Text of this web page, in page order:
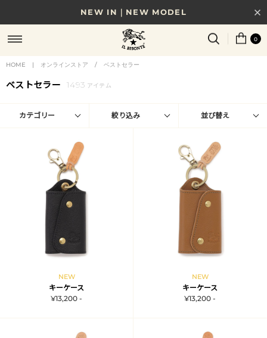
NEW IN｜NEW MODEL
8/17(月)10時まで｜税込11,000円以上で送料無料
贈る相手やシーンから選べる、新しいギフトガイド
NEW IN｜COLOR LEATHER
0
HOME | オンラインストア / ベストセラー
ベストセラー 1493 アイテム
カテゴリー 絞り込み 並び替え
NEW
キーケース
¥13,200 -
NEW
キーケース
¥13,200 -